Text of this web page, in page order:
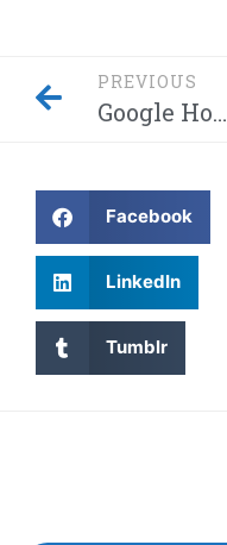
PREVIOUS
Google Home-hack laat hackers afluisteren van je privégesprekken – Dit moet je weten! Waarom wordt Twitter steeds gehackt en heeft China eindelijk de encryptie gebroken met kwantumcomputers?
Facebook
LinkedIn
Tumblr